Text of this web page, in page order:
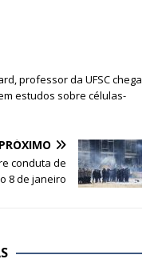
professor da UFSC chega
estudos sobre células-
PRÓXIMO
conduta de
8 de janeiro